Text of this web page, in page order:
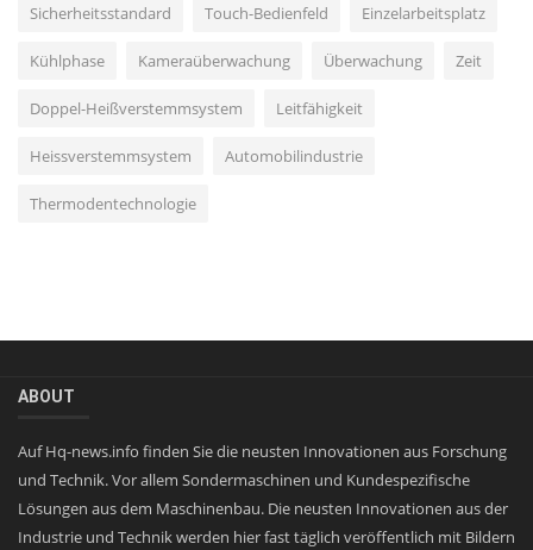
Sicherheitsstandard Touch-Bedienfeld Einzelarbeitsplatz
Kühlphase Kameraüberwachung Überwachung Zeit
Doppel-Heißverstemmsystem Leitfähigkeit
Heissverstemmsystem Automobilindustrie
Thermodentechnologie
ABOUT
Auf Hq-news.info finden Sie die neusten Innovationen aus Forschung
und Technik. Vor allem Sondermaschinen und Kundespezifische
Lösungen aus dem Maschinenbau. Die neusten Innovationen aus der
Industrie und Technik werden hier fast täglich veröffentlich mit Bildern